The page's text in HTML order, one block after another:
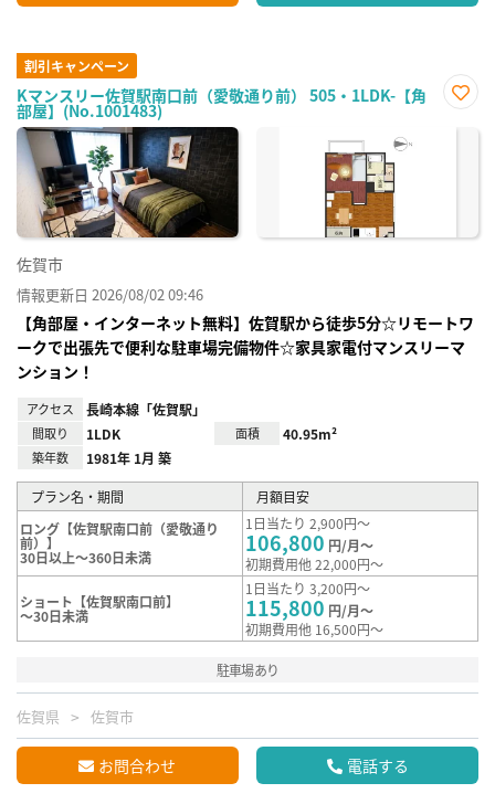
割引キャンペーン
Kマンスリー佐賀駅南口前（愛敬通り前） 505・1LDK-【角
部屋】(No.1001483)
に入
佐賀市
情報更新日 2026/08/02 09:46
【角部屋・インターネット無料】佐賀駅から徒歩5分☆リモートワ
ークで出張先で便利な駐車場完備物件☆家具家電付マンスリーマ
ンション！
アクセス 長崎本線「佐賀駅」
間取り 1LDK 面積 40.95m²
築年数 1981年 1月 築
プラン名・期間
月額目安
ロング【佐賀駅南口前（愛敬通り
前）】
30日以上～360日未満
1日当たり 2,900円～
106,800 円/月～
初期費用他 22,000円～
ショート【佐賀駅南口前】
～30日未満
1日当たり 3,200円～
115,800 円/月～
初期費用他 16,500円～
駐車場あり
佐賀県 佐賀市
お問合わせ 電話する